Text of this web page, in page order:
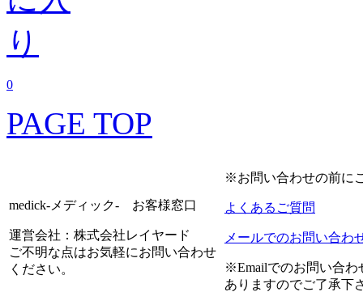
0
PAGE TOP
medick-メディック- お客様窓口
運営会社：株式会社レイヤード
ご不明な点はお気軽にお問い合わせ
ください。
※お問い合わせの前に
よくあるご質問
メールでのお問い合わ
※Emailでのお問い合わ
ありますのでご了承下